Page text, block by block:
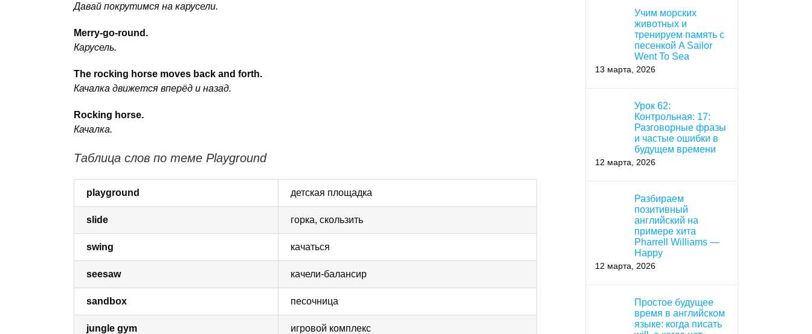
Давай покрутимся на карусели.
Merry-go-round.
Карусель.
The rocking horse moves back and forth.
Качалка движется вперёд и назад.
Rocking horse.
Качалка.
Таблица слов по теме Playground
playground детская площадка
slide горка, скользить
swing качаться
seesaw качели-балансир
sandbox песочница
jungle gym игровой комплекс
Учим морских
животных и
тренируем память с
песенкой A Sailor
Went To Sea
13 марта, 2026
Урок 62:
Контрольная: 17:
Разговорные фразы
и частые ошибки в
будущем времени
12 марта, 2026
Разбираем
позитивный
английский на
примере хита
Pharrell Williams —
Happy
12 марта, 2026
Простое будущее
время в английском
языке: когда писать